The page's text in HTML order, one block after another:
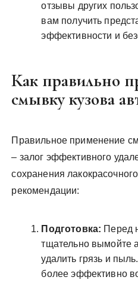
отзывы других
вам получить
эффективности и
Как правильно
смывку кузова
Правильное применение
– залог эффективного
сохранения
рекомендации:
Подготовка: Перед
тщательно вымойте
удалить грязь и
более эффективно